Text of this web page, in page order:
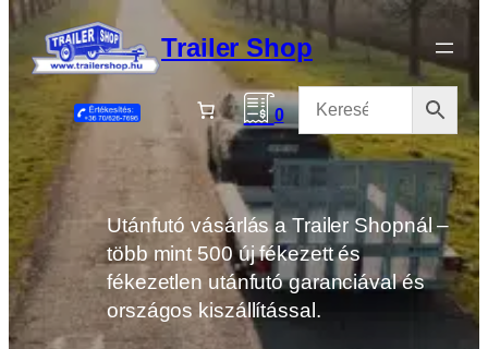
Ugrás
a
tartalomhoz
Trailer Shop
0
Utánfutó vásárlás a Trailer Shopnál –
több mint 500 új fékezett és
fékezetlen utánfutó garanciával és
országos kiszállítással.